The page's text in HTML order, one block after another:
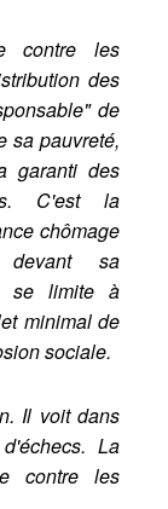
contre les
des
de
sa pauvreté,
garanti des
C'est la
chômage
sa
se limite à
minimal de
sociale.
Il voit dans
La
contre les